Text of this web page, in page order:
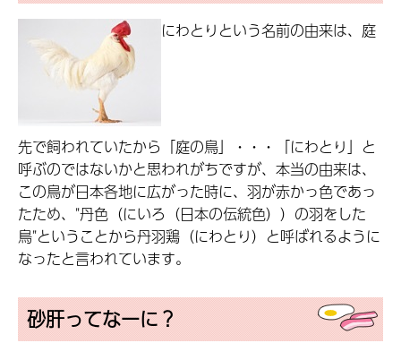
にわとりという名前の由来は、庭
先で飼われていたから「庭の鳥」・・・「にわとり」と
呼ぶのではないかと思われがちですが、本当の由来は、
この鳥が日本各地に広がった時に、羽が赤かっ色であっ
たため、"丹色（にいろ（日本の伝統色））の羽をした
鳥"ということから丹羽鶏（にわとり）と呼ばれるように
なったと言われています。
砂肝ってなーに？